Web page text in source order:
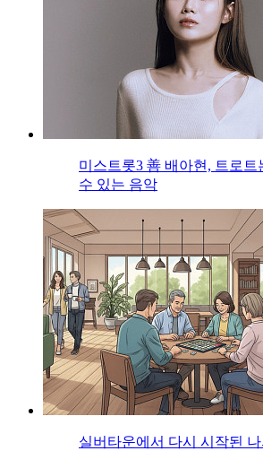
미스트롯3 善 배아현, 트로트
수 있는 음악
실버타운에서 다시 시작된